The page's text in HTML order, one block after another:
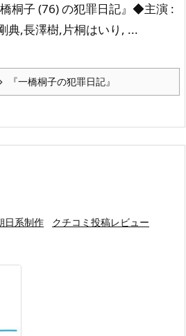
桐子 (76) の犯罪日記』◆主演 :
典,長澤樹,片桐はいり, ...
『一橋桐子の犯罪日記』
日系制作 クチコミ投稿レビュー